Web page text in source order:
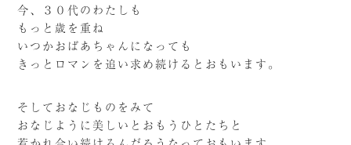
今、３０代のわたしも
もっと歳を重ね
いつかおばあちゃんになっても
きっとロマンを追い求め続けるとおもいます。
そしておなじものをみて
おなじように美しいとおもうひとたちと